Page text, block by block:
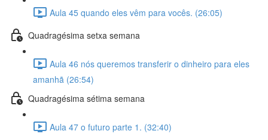
Aula 45 quando eles vêm para vocês. (26:05)
Quadragésima setxa semana
Aula 46 nós queremos transferir o dinheiro para eles
amanhã (26:54)
Quadragésima sétima semana
Aula 47 o futuro parte 1. (32:40)